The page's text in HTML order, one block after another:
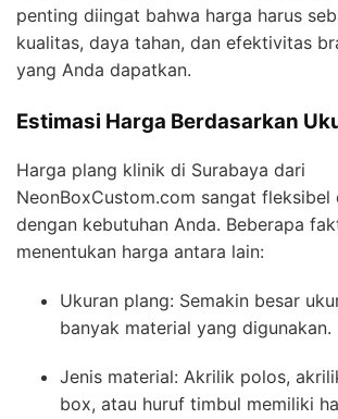
penting diingat bahwa harga harus
kualitas, daya tahan, dan efektivitas
yang Anda dapatkan.
Estimasi Harga Berdasarkan
Harga plang klinik di Surabaya dari
NeonBoxCustom.com sangat fleksibel
dengan kebutuhan Anda. Beberapa
menentukan harga antara lain:
Ukuran plang: Semakin besar
banyak material yang digunakan.
Jenis material: Akrilik polos,
box, atau huruf timbul memiliki